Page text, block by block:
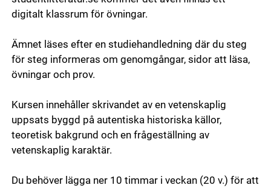
digitalt klassrum för övningar.
Ämnet läses efter en studiehandledning där du steg
för steg informeras om genomgångar, sidor att läsa,
övningar och prov.
Kursen innehåller skrivandet av en vetenskaplig
uppsats byggd på autentiska historiska källor,
teoretisk bakgrund och en frågeställning av
vetenskaplig karaktär.
Du behöver lägga ner 10 timmar i veckan (20 v.) för att